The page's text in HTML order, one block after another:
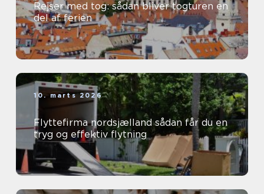
Rejser med tog: sådan bliver togturen en
del af ferien
10. marts 2026
Flyttefirma nordsjælland sådan får du en
tryg og effektiv flytning